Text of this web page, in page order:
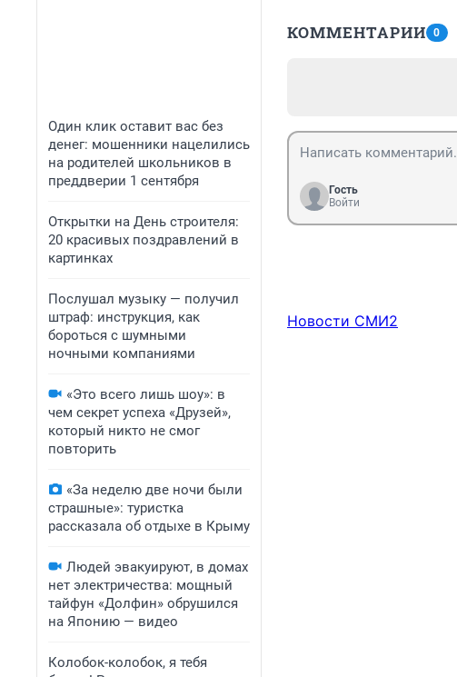
Один клик оставит вас без
денег: мошенники нацелились
на родителей школьников в
преддверии 1 сентября
Открытки на День строителя:
20 красивых поздравлений в
картинках
Послушал музыку — получил
штраф: инструкция, как
бороться с шумными
ночными компаниями
«Это всего лишь шоу»: в
чем секрет успеха «Друзей»,
который никто не смог
повторить
«За неделю две ночи были
страшные»: туристка
рассказала об отдыхе в Крыму
Людей эвакуируют, в домах
нет электричества: мощный
тайфун «Долфин» обрушился
на Японию — видео
Колобок-колобок, я тебя
КОММЕНТАРИИ 0
Гость
Войти
Новости СМИ2